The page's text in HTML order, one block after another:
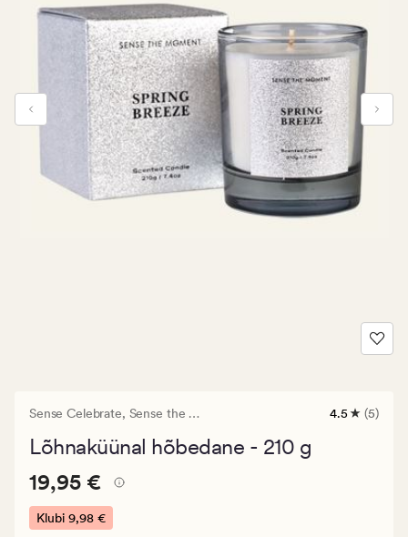
Sense Celebrate, Sense the Moment
5
4.5 (5)
Lõhnaküünal hõbedane - 210 g
Pris_ee
19,95
€.
Pris_ee 19,95 €
19,95 €
Klubi 9,98 €